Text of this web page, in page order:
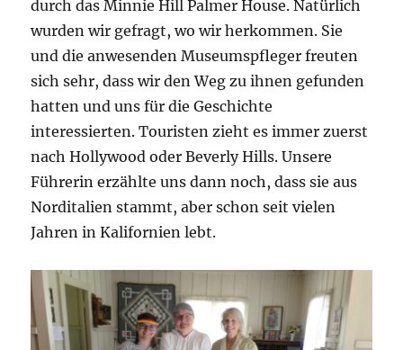
durch das Minnie Hill Palmer House. Natürlich
wurden wir gefragt, wo wir herkommen. Sie
und die anwesenden Museumspfleger freuten
sich sehr, dass wir den Weg zu ihnen gefunden
hatten und uns für die Geschichte
interessierten. Touristen zieht es immer zuerst
nach Hollywood oder Beverly Hills. Unsere
Führerin erzählte uns dann noch, dass sie aus
Norditalien stammt, aber schon seit vielen
Jahren in Kalifornien lebt.